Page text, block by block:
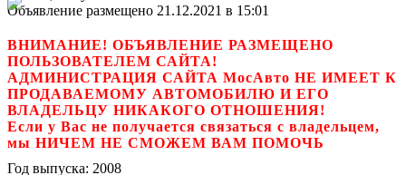
Объявление размещено 21.12.2021 в 15:01
ВНИМАНИЕ! ОБЪЯВЛЕНИЕ РАЗМЕЩЕНО
ПОЛЬЗОВАТЕЛЕМ САЙТА!
АДМИНИСТРАЦИЯ САЙТА МосАвто НЕ ИМЕЕТ К
ПРОДАВАЕМОМУ АВТОМОБИЛЮ И ЕГО
ВЛАДЕЛЬЦУ НИКАКОГО ОТНОШЕНИЯ!
Если у Вас не получается связаться с владельцем,
мы НИЧЕМ НЕ СМОЖЕМ ВАМ ПОМОЧЬ
Год выпуска: 2008